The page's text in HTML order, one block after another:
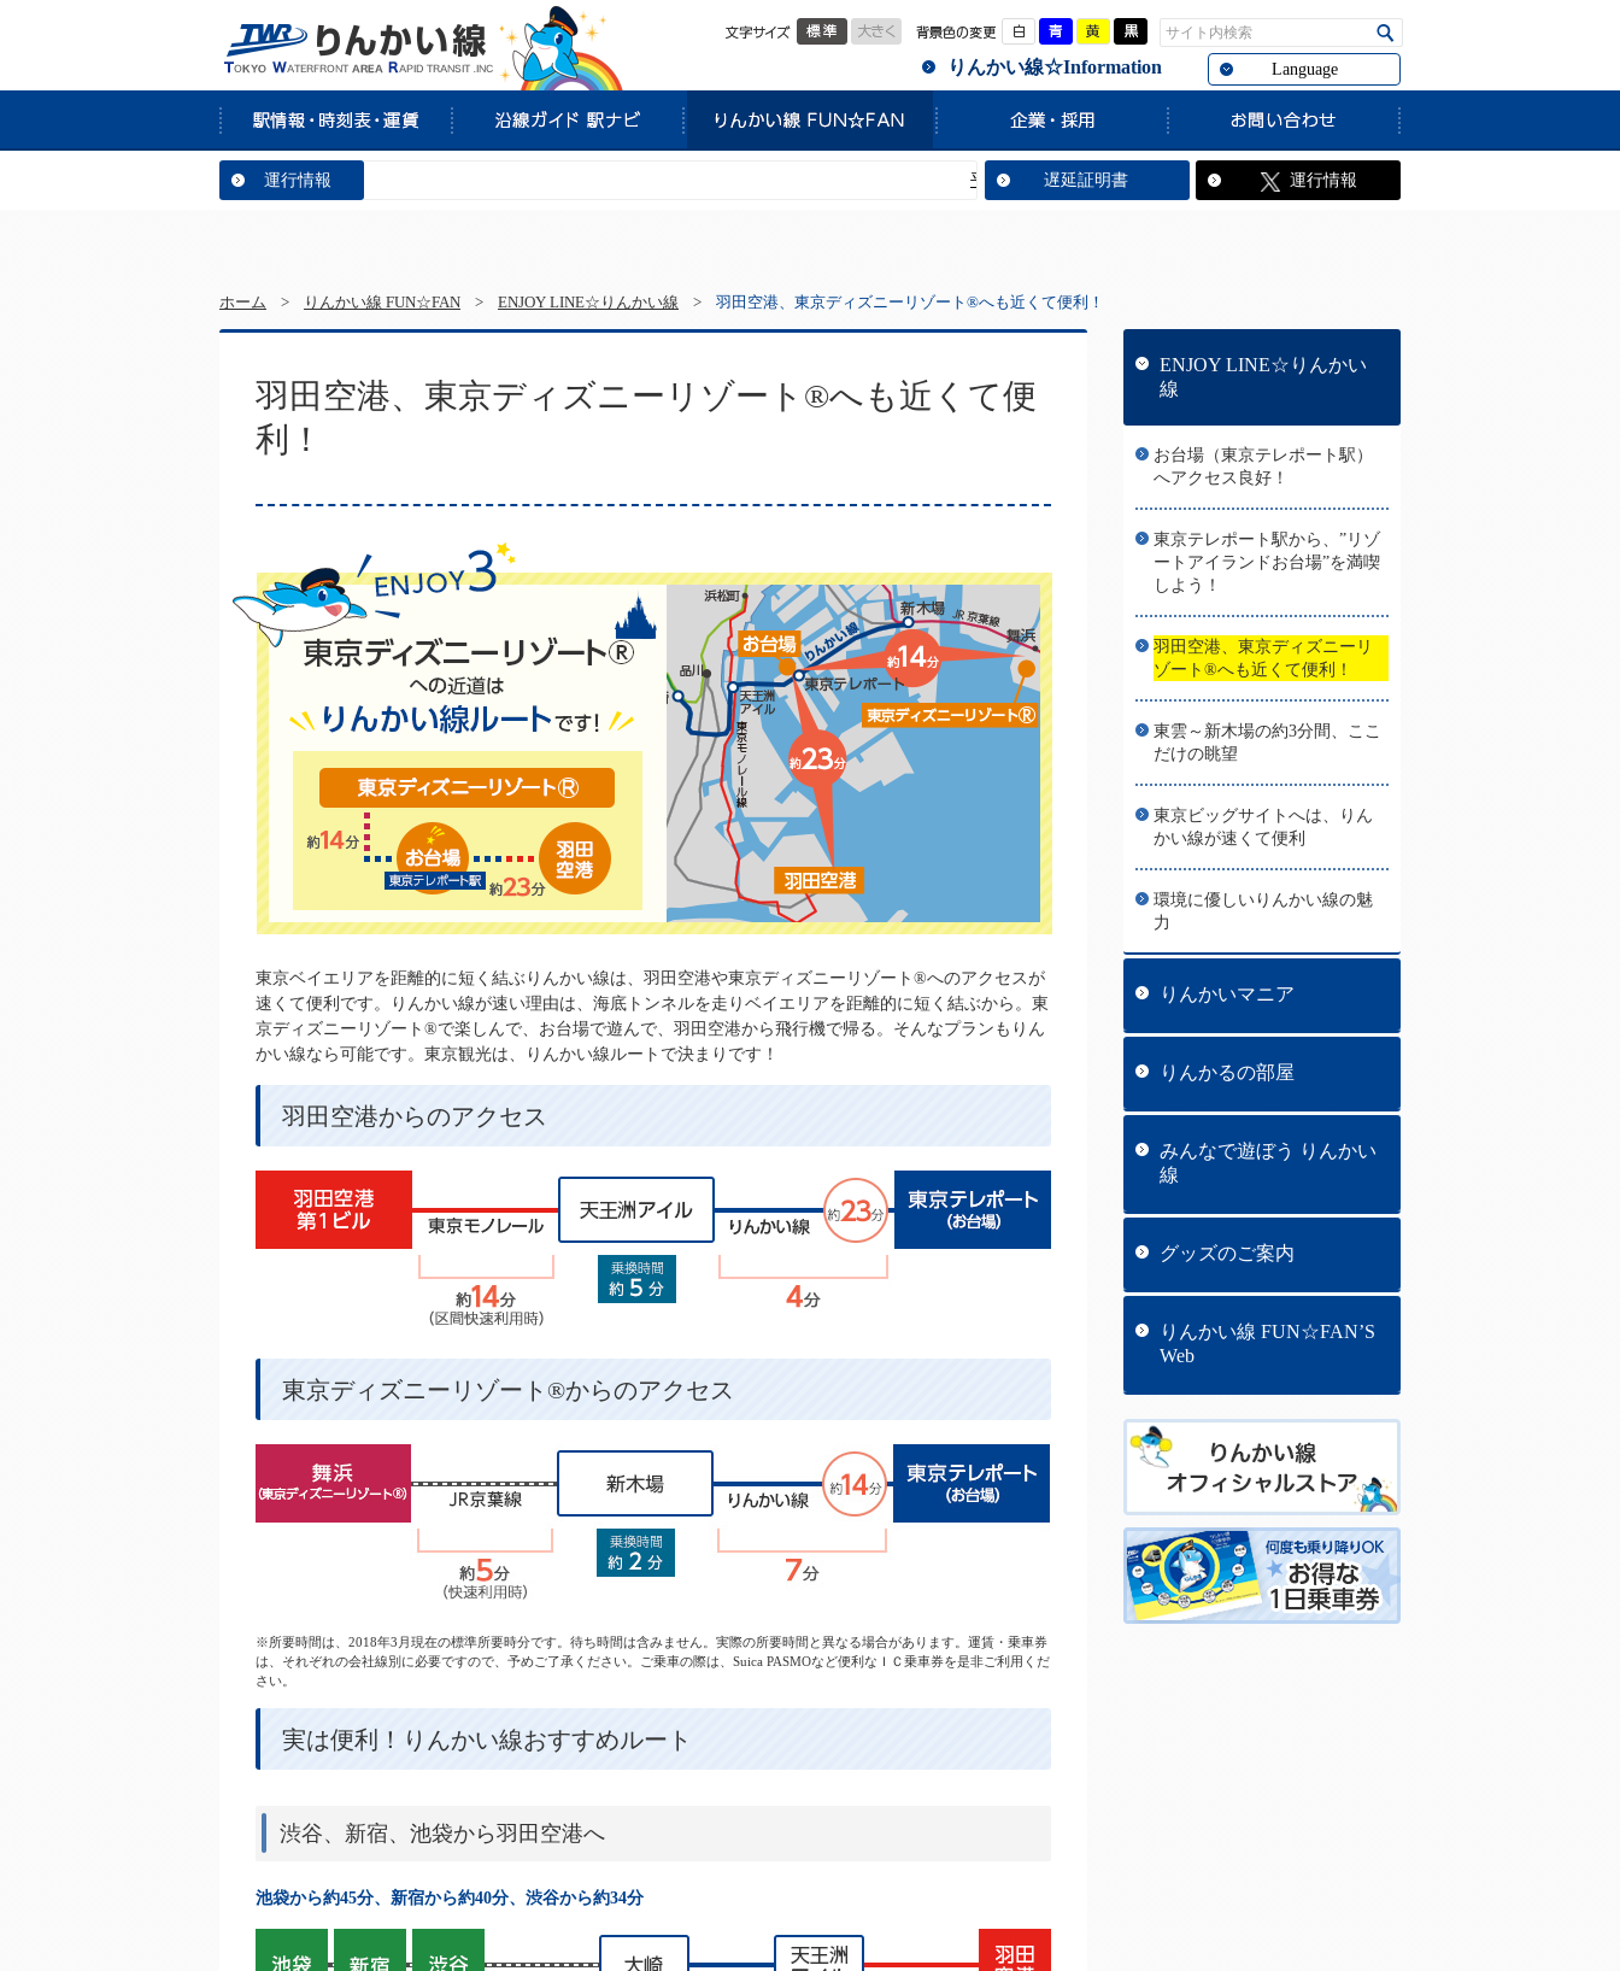
標準 大きく 白 青 黄 サイト内検索
Language
りんかい線☆Information
運行情報 平常通り運転しています。
遅延証明書 運行情報
ホーム > りんかい線 FUN☆FAN > ENJOY LINE☆りんかい線 > 羽田空港、東京ディズニーリゾート®へも近くて便利！
羽田空港、東京ディズニーリゾート®へも近くて便
利！
東京ベイエリアを距離的に短く結ぶりんかい線は、羽田空港や東京ディズニーリゾート®へのアクセスが
速くて便利です。りんかい線が速い理由は、海底トンネルを走りベイエリアを距離的に短く結ぶから。東
京ディズニーリゾート®で楽しんで、お台場で遊んで、羽田空港から飛行機で帰る。そんなプランもりん
かい線なら可能です。東京観光は、りんかい線ルートで決まりです！
羽田空港からのアクセス
東京ディズニーリゾート®からのアクセス
※所要時間は、2018年3月現在の標準所要時分です。待ち時間は含みません。実際の所要時間と異なる場合があります。運賃・乗車券
は、それぞれの会社線別に必要ですので、予めご了承ください。ご乗車の際は、Suica PASMOなど便利なＩＣ乗車券を是非ご利用くだ
さい。
実は便利！りんかい線おすすめルート
渋谷、新宿、池袋から羽田空港へ
池袋から約45分、新宿から約40分、渋谷から約34分
ENJOY LINE☆りんかい
線
お台場（東京テレポート駅）
へアクセス良好！
東京テレポート駅から、”リゾ
ートアイランドお台場”を満喫
しよう！
羽田空港、東京ディズニーリ
ゾート®へも近くて便利！
東雲～新木場の約3分間、ここ
だけの眺望
東京ビッグサイトへは、りん
かい線が速くて便利
環境に優しいりんかい線の魅
力
りんかいマニア
りんかるの部屋
みんなで遊ぼう りんかい
線
グッズのご案内
りんかい線 FUN☆FAN’S
Web